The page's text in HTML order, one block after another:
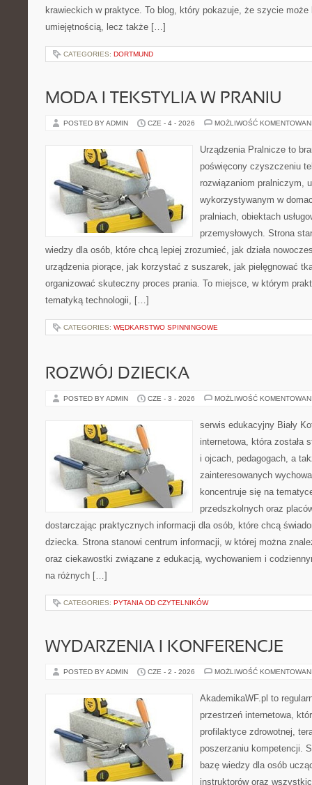
krawieckich w praktyce. To blog, który pokazuje, że szycie
umiejętnością, lecz także […]
CATEGORIES: DORTMUND
MODA I TEKSTYLIA W PRANIU
POSTED BY ADMIN CZE - 4 - 2026 MOŻLIWOŚĆ
Urządzenia Pralnicze to
poświęcony czyszczeniu
rozwiązaniom pralniczym,
wykorzystywanym w
pralniach, obiektach
przemysłowych. Strona
wiedzy dla osób, które chcą lepiej zrozumieć, jak działa
urządzenia piorące, jak korzystać z suszarek, jak pielęgnować
organizować skuteczny proces prania. To miejsce, w którym
tematyką technologii, […]
CATEGORIES: WĘDKARSTWO SPINNINGOWE
ROZWÓJ DZIECKA
POSTED BY ADMIN CZE - 3 - 2026 MOŻLIWOŚĆ
serwis edukacyjny Biały
internetowa, która została
i ojcach, pedagogach, a
zainteresowanych
koncentruje się na
przedszkolnych oraz
dostarczając praktycznych informacji dla osób, które chcą
dziecka. Strona stanowi centrum informacji, w której można
oraz ciekawostki związane z edukacją, wychowaniem i
na różnych […]
CATEGORIES: PYTANIA OD CZYTELNIKÓW
WYDARZENIA I KONFERENCJE
POSTED BY ADMIN CZE - 2 - 2026 MOŻLIWOŚĆ
AkademikaWF.pl to
przestrzeń internetowa,
profilaktyce zdrowotnej,
poszerzaniu kompetencji.
bazę wiedzy dla osób
instruktorów oraz